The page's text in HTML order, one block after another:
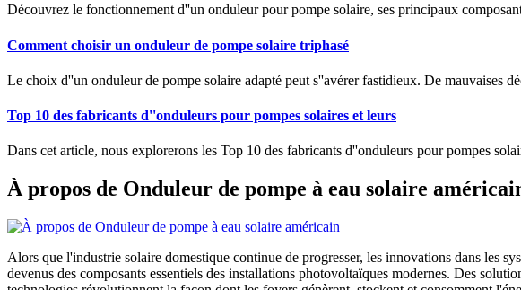
Découvrez le fonctionnement d''un onduleur pour pompe solaire, ses principaux
Comment choisir un onduleur de pompe solaire triphasé
Le choix d''un onduleur de pompe solaire adapté peut s''avérer fastidieux. De mauvaises
Top 10 des fabricants d''onduleurs pour pompes solaires et leurs
Dans cet article, nous explorerons les Top 10 des fabricants d''onduleurs pour pompes
À propos de Onduleur de pompe à eau solaire
Alors que l'industrie solaire domestique continue de progresser, les innovations dans les
devenus des composants essentiels des installations photovoltaïques modernes. Des